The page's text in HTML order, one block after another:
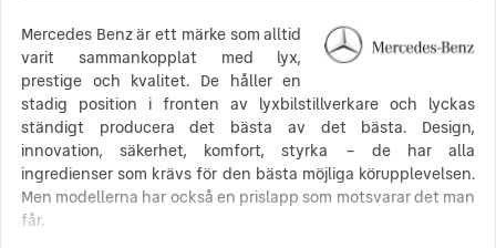
Mercedes Benz är ett märke som alltid
varit sammankopplat med lyx,
prestige och kvalitet. De håller en
stadig position i fronten av lyxbilstillverkare och lyckas
ständigt producera det bästa av det bästa. Design,
innovation, säkerhet, komfort, styrka – de har alla
ingredienser som krävs för den bästa möjliga körupplevelsen.
Men modellerna har också en prislapp som motsvarar det man
får.